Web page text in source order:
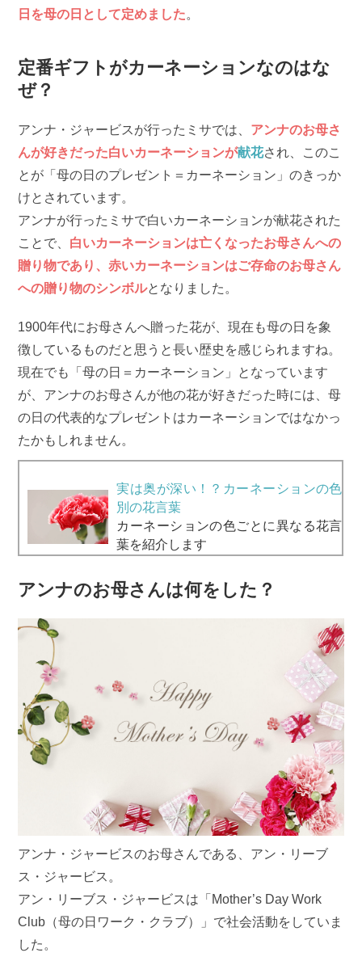
日を母の日として定めました。
定番ギフトがカーネーションなのはな
ぜ？
アンナ・ジャービスが行ったミサでは、 アンナのお母さ
んが好きだった白いカーネーションが献花され、このこ
とが「母の日のプレゼント＝カーネーション」のきっか
けとされています。
アンナが行ったミサで白いカーネーションが献花された
ことで、 白いカーネーションは亡くなったお母さんへの
贈り物であり、赤いカーネーションはご存命のお母さん
への贈り物のシンボルとなりました。
1900年代にお母さんへ贈った花が、現在も母の日を象
徴しているものだと思うと長い歴史を感じられますね。
現在でも「母の日＝カーネーション」となっています
が、アンナのお母さんが他の花が好きだった時には、母
の日の代表的なプレゼントはカーネーションではなかっ
たかもしれません。
実は奥が深い！？カーネーションの色
別の花言葉
カーネーションの色ごとに異なる花言
葉を紹介します
アンナのお母さんは何をした？
アンナ・ジャービスのお母さんである、アン・リーブ
ス・ジャービス。
アン・リーブス・ジャービスは「Mother’s Day Work
Club（母の日ワーク・クラブ）」で社会活動をしていま
した。